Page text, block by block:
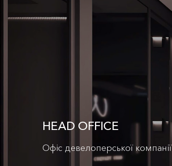
HEAD OFFICE
Офіс девелоперської компанії